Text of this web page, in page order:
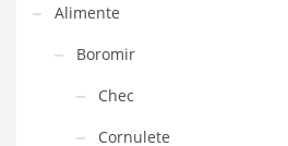
Alimente
Boromir
Chec
Cornulete